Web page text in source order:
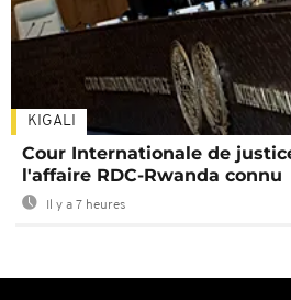
KIGALI
Cour Internationale de
l'affaire RDC-Rwanda connu
Il y a 7 heures